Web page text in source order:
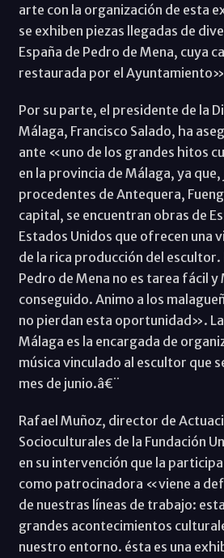
arte con la organización de esta
se exhiben piezas llegadas de
España de Pedro de Mena, cuya
restaurada por el
Por su parte, el presidente de la
Málaga, Francisco Salado, ha
ante «uno de los grandes hitos
en la provincia de Málaga, ya
procedentes de Antequera,
capital, se encuentran obras de
Estados Unidos que ofrecen una
de la rica producción del escultor.
Pedro de Mena no es tarea fácil y
conseguido. Animo a los
no pierdan esta oportunidad».
Málaga es la encargada de
música vinculado al escultor que
mes de junio.â€¨
Rafael Muñoz, director de
Socioculturales de la Fundación
en su intervención que la
como patrocinadora «viene a
de nuestras líneas de trabajo:
grandes acontecimientos
nuestro entorno. ésta es una